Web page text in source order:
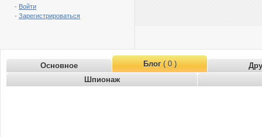
- Войти
- Зарегистрироваться
Основное Блог( 0 )
Шпионаж